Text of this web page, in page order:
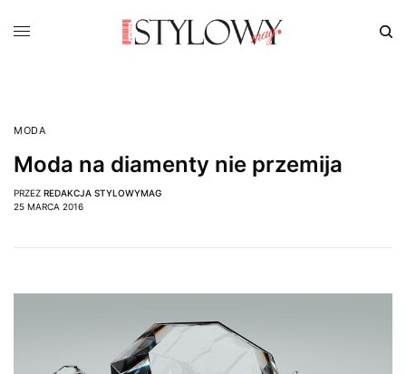
MODA
Moda na diamenty nie przemija
PRZEZ REDAKCJA STYLOWYMAG
25 MARCA 2016